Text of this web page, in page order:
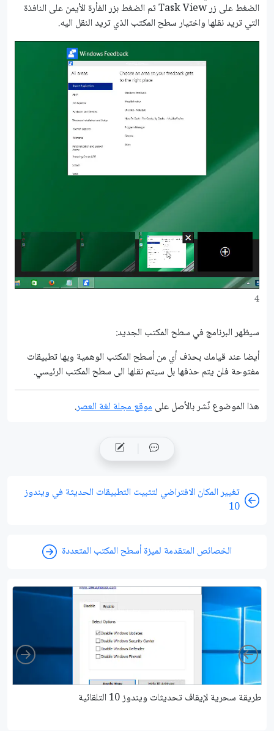
الضغط على زر Task View ثم الضغط بزر الفأرة الأيمن على النافذة
التي تريد نقلها واختيار سطح المكتب الذي تريد النقل اليه.
4
سيظهر البرنامج في سطح المكتب الجديد:
أيضا عند قيامك بحذف أي من أسطح المكتب الوهمية وبها تطبيقات
مفتوحة فلن يتم حذفها بل سيتم نقلها الى سطح المكتب الرئيسي.
هذا الموضوع نٌشر باﻷصل علىموقع مجلة لغة العصر.
تغيير المكان الافتراضي لتثبيت التطبيقات الحديثة في ويندوز
10
الخصائص المتقدمة لميزة أسطح المكتب المتعددة
طريقة سحرية لإيقاف تحديثات ويندوز 10 التلقائية
Left